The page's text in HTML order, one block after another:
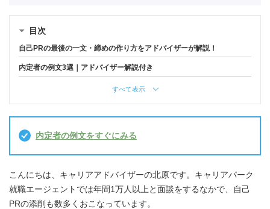
目次
自己PRの最後の一文・締めの作り方をアドバイザーが解説！
内定者の例文3選｜アドバイザー解説付き
すべて表示
内定者の例文をすぐにみる
こんにちは、キャリアアドバイザーの北原です。キャリアパーク
就職エージェントでは年間1万人以上と面談をするなかで、自己
PRの添削も数多くおこなっています。